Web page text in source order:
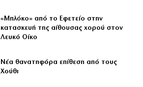
«Μπλόκο» από το Εφετείο στην
κατασκευή της αίθουσας χορού στον
Λευκό Οίκο
Νέα θανατηφόρα επίθεση από τους
Χούθι